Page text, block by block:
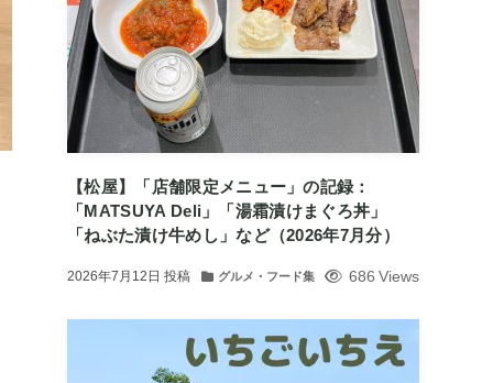
【松屋】「店舗限定メニュー」の記録：
「MATSUYA Deli」「湯霜漬けまぐろ丼」
「ねぶた漬け牛めし」など（2026年7月分）
2026年7月12日 投稿 グルメ・フード集 686 Views